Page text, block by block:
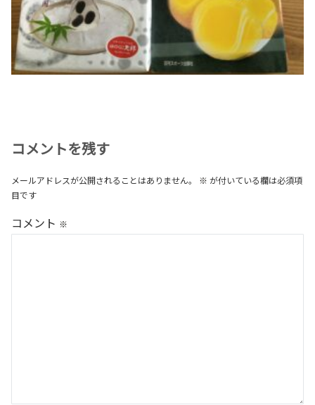
コメントを残す
メールアドレスが公開されることはありません。 ※ が付いている欄は必須項
目です
コメント ※